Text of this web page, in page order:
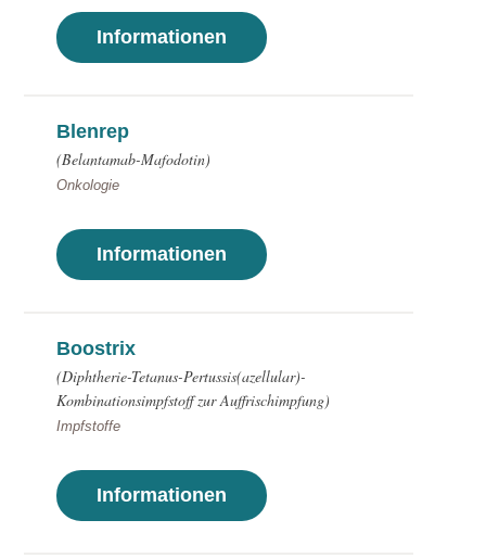
Informationen
Blenrep
(Belantamab-Mafodotin)
Onkologie
Informationen
Boostrix
(Diphtherie-Tetanus-Pertussis(azellular)-
Kombinationsimpfstoff zur Auffrischimpfung)
Impfstoffe
Informationen